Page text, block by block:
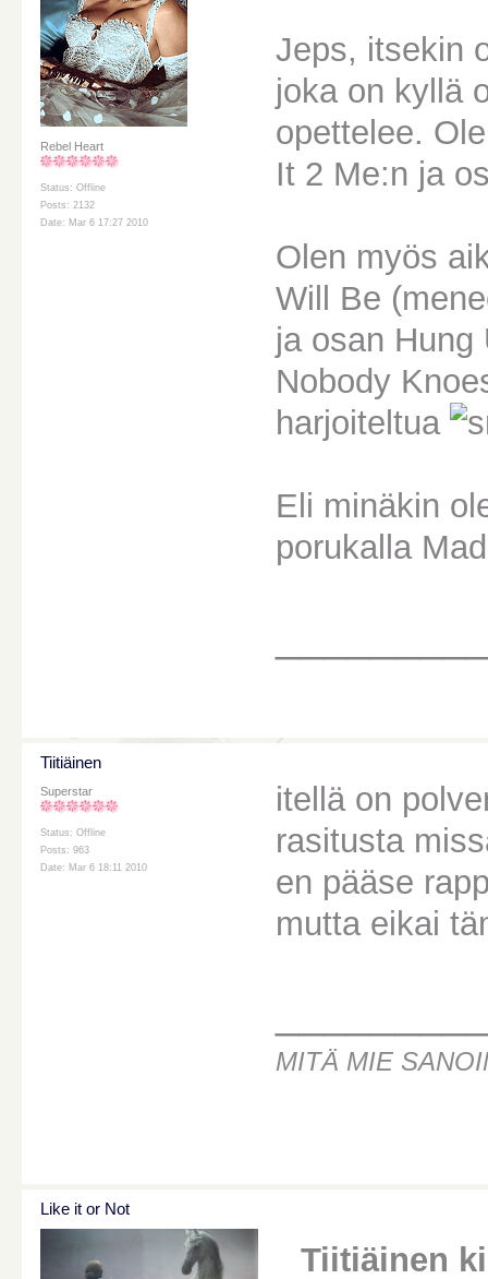
Rebel Heart
Status: Offline
Posts: 2132
Date: Mar 6 17:27 2010
Jeps, itsekin
joka on kyllä
opettelee.
It 2 Me:n ja
Olen myös
Will Be
ja osan Hung
Nobody
harjoiteltua
Eli minäkin
porukalla
Tiitiäinen
Superstar
Status: Offline
Posts: 963
Date: Mar 6 18:11 2010
itellä on
rasitusta
en pääse
mutta eikai
MITÄ MIE
Like it or Not
Tiitiäinen